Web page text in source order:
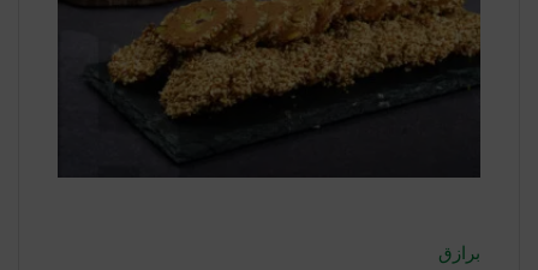
برازق